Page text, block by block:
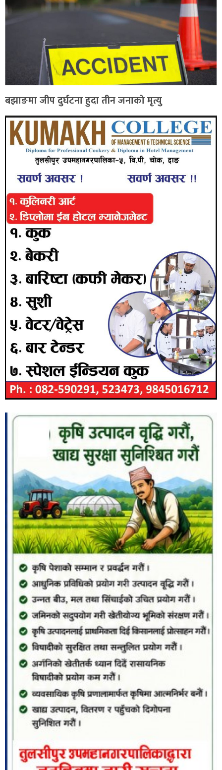
बझाङमा जीप दुर्घटना हुदा तीन जनाको मृत्यु